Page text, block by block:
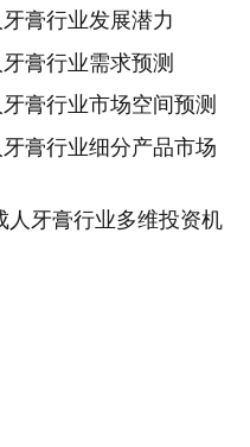
膏行业发展潜力
膏行业需求预测
膏行业市场空间预测
膏行业细分产品市场
牙膏行业多维投资机